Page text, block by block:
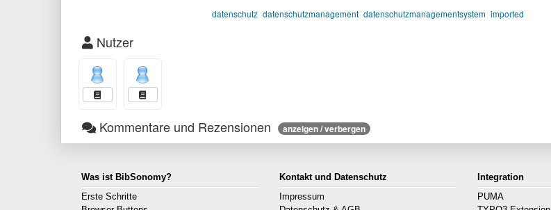
datenschutz datenschutzmanagement datenschutzmanagementsystem imported
Nutzer
Kommentare und Rezensionen anzeigen / verbergen
Was ist BibSonomy?
Erste Schritte
Kontakt und Datenschutz
Impressum
Integration
PUMA